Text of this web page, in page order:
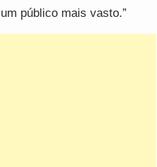
público mais vasto.”